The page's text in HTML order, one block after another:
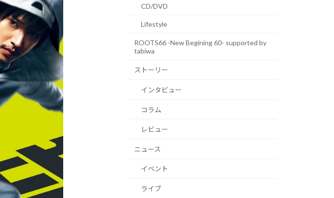
CD/DVD
Lifestyle
ROOTS66 -New Begining 60- supported by
tabiwa
ストーリー
インタビュー
コラム
レビュー
ニュース
イベント
ライブ